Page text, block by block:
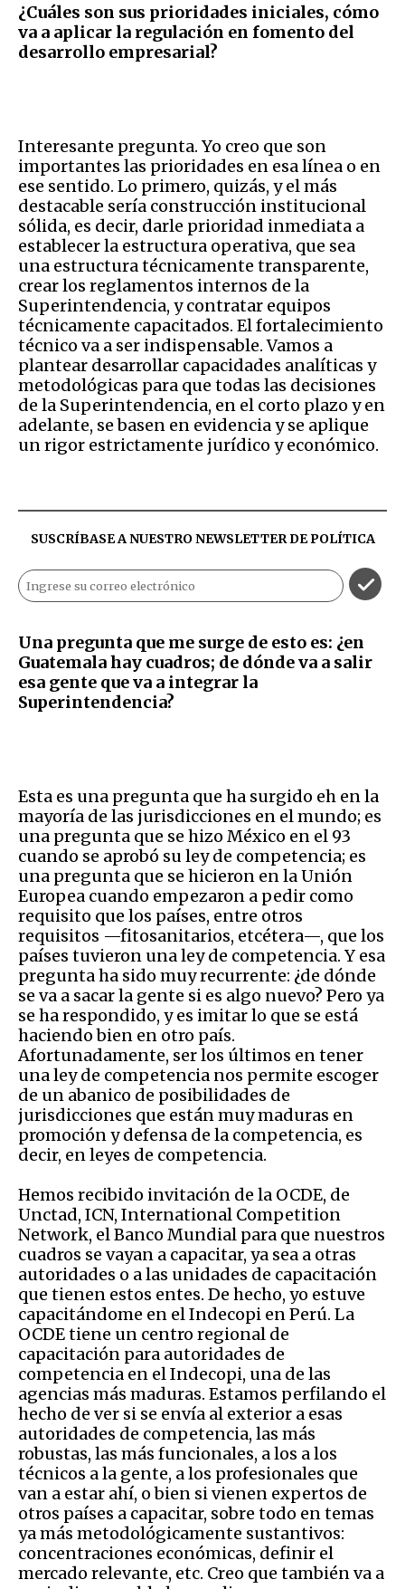
¿Cuáles son sus prioridades iniciales, cómo
va a aplicar la regulación en fomento del
desarrollo empresarial?
Interesante pregunta. Yo creo que son
importantes las prioridades en esa línea o en
ese sentido. Lo primero, quizás, y el más
destacable sería construcción institucional
sólida, es decir, darle prioridad inmediata a
establecer la estructura operativa, que sea
una estructura técnicamente transparente,
crear los reglamentos internos de la
Superintendencia, y contratar equipos
técnicamente capacitados. El fortalecimiento
técnico va a ser indispensable. Vamos a
plantear desarrollar capacidades analíticas y
metodológicas para que todas las decisiones
de la Superintendencia, en el corto plazo y en
adelante, se basen en evidencia y se aplique
un rigor estrictamente jurídico y económico.
SUSCRÍBASE A NUESTRO NEWSLETTER DEPOLÍTICA
Una pregunta que me surge de esto es: ¿en
Guatemala hay cuadros; de dónde va a salir
esa gente que va a integrar la
Superintendencia?
Esta es una pregunta que ha surgido eh en la
mayoría de las jurisdicciones en el mundo; es
una pregunta que se hizo México en el 93
cuando se aprobó su ley de competencia; es
una pregunta que se hicieron en la Unión
Europea cuando empezaron a pedir como
requisito que los países, entre otros
requisitos —fitosanitarios, etcétera—, que los
países tuvieron una ley de competencia. Y esa
pregunta ha sido muy recurrente: ¿de dónde
se va a sacar la gente si es algo nuevo? Pero ya
se ha respondido, y es imitar lo que se está
haciendo bien en otro país.
Afortunadamente, ser los últimos en tener
una ley de competencia nos permite escoger
de un abanico de posibilidades de
jurisdicciones que están muy maduras en
promoción y defensa de la competencia, es
decir, en leyes de competencia.
Hemos recibido invitación de la OCDE, de
Unctad, ICN, International Competition
Network, el Banco Mundial para que nuestros
cuadros se vayan a capacitar, ya sea a otras
autoridades o a las unidades de capacitación
que tienen estos entes. De hecho, yo estuve
capacitándome en el Indecopi en Perú. La
OCDE tiene un centro regional de
capacitación para autoridades de
competencia en el Indecopi, una de las
agencias más maduras. Estamos perfilando el
hecho de ver si se envía al exterior a esas
autoridades de competencia, las más
robustas, las más funcionales, a los a los
técnicos a la gente, a los profesionales que
van a estar ahí, o bien si vienen expertos de
otros países a capacitar, sobre todo en temas
ya más metodológicamente sustantivos:
concentraciones económicas, definir el
mercado relevante, etc. Creo que también va a